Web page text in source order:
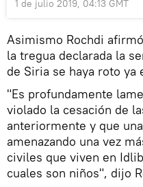
1 de julio 2019, 04:13 GMT
Asimismo Rochdi
la tregua declarada la
de Siria se haya roto ya
"Es profundamente
violado la cesación de
anteriormente y que
amenazando una vez
civiles que viven en
cuales son niños", dijo